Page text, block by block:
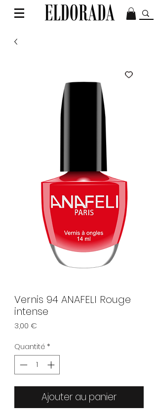
Vernis 94 ANAFELI Rouge
intense
3,00 €
Quantité*
Ajouter au panier